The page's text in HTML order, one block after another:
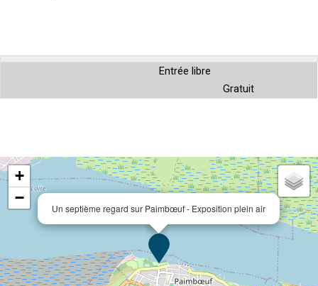
Entrée libre
Gratuit
Un septième regard sur Paimbœuf - Exposition plein air
+
−